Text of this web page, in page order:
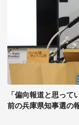
「偏向報道と思っ
前の兵庫県知事選の